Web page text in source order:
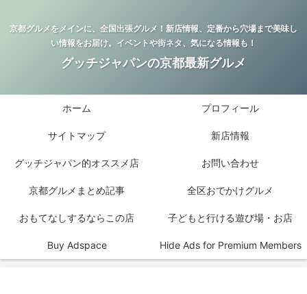
京都グルメをメインに、全国出張グルメ！新店情報、定番から穴場まで美味し
い情報をお届け。イベントや街ネタ、気になる情報も！
グッチジャパンの京都最新グルメ
ホーム プロフィール
サイトマップ 新店情報
グッチジャパン的オススメ店 お問い合わせ
京都グルメまとめ記事 全区おでかけグルメ
おもてなしするならこの店 子どもと行ける遊び場・お店
Buy Adspace Hide Ads for Premium Members